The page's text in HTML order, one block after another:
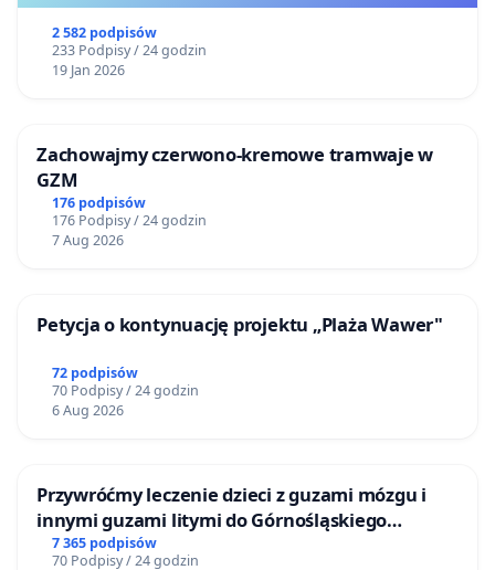
2 582 podpisów
233 Podpisy / 24 godzin
19 Jan 2026
Zachowajmy czerwono-kremowe tramwaje w
GZM
176 podpisów
176 Podpisy / 24 godzin
7 Aug 2026
Petycja o kontynuację projektu „Plaża Wawer"
72 podpisów
70 Podpisy / 24 godzin
6 Aug 2026
Przywróćmy leczenie dzieci z guzami mózgu i
innymi guzami litymi do Górnośląskiego
Centrum Zdrowia Dziecka w Katowicach
7 365 podpisów
70 Podpisy / 24 godzin